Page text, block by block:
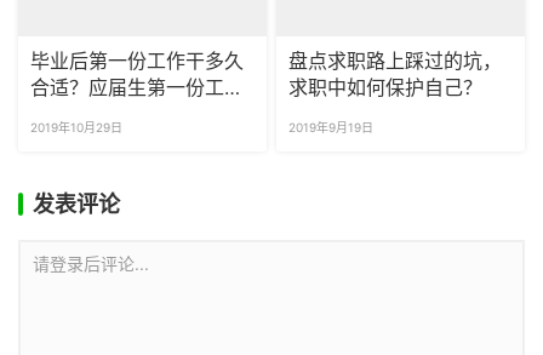
毕业后第一份工作干多久
合适？应届生第一份工作
2019年10月29日
盘点求职路上踩过的坑，
求职中如何保护自己？
2019年9月19日
发表评论
请登录后评论...